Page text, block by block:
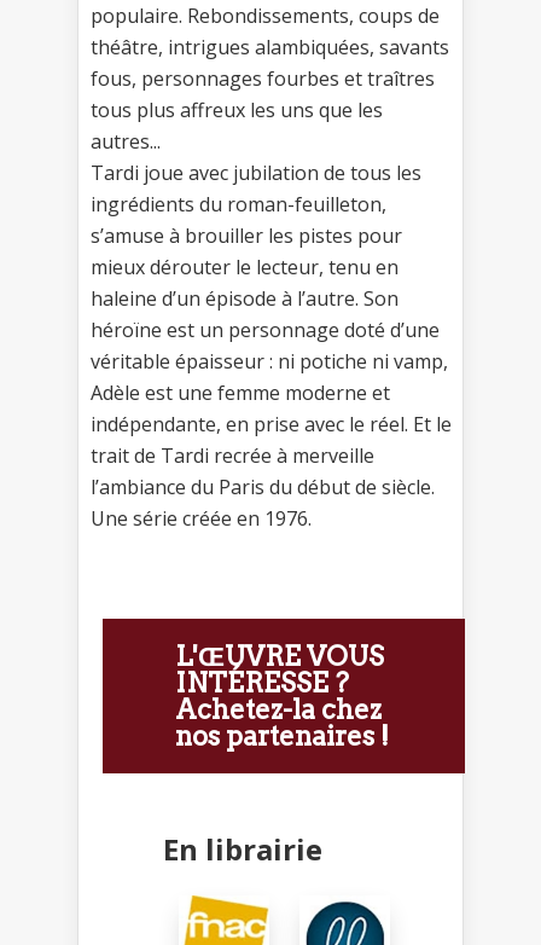
populaire. Rebondissements, coups de
théâtre, intrigues alambiquées, savants
fous, personnages fourbes et traîtres
tous plus affreux les uns que les
autres...
Tardi joue avec jubilation de tous les
ingrédients du roman-feuilleton,
s’amuse à brouiller les pistes pour
mieux dérouter le lecteur, tenu en
haleine d’un épisode à l’autre. Son
héroïne est un personnage doté d’une
véritable épaisseur : ni potiche ni vamp,
Adèle est une femme moderne et
indépendante, en prise avec le réel. Et le
trait de Tardi recrée à merveille
l’ambiance du Paris du début de siècle.
Une série créée en 1976.
L'ŒUVRE VOUS
INTÉRESSE ?
Achetez-la chez
nos partenaires !
En librairie